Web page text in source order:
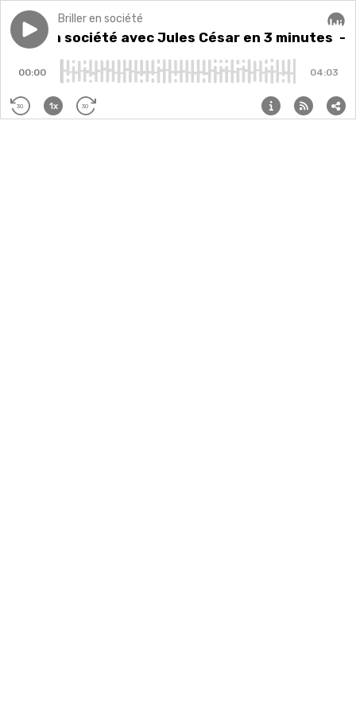
Play episodeBriller en société avec Jules César en 3 minutes
Briller en société
en société avec Jules César en 3 minutes -
00:00 04:03
30 1x 30